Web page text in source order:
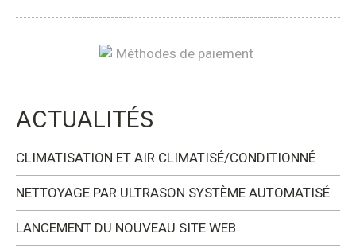
ACTUALITÉS
CLIMATISATION ET AIR CLIMATISÉ/CONDITIONNÉ
NETTOYAGE PAR ULTRASON SYSTÈME AUTOMATISÉ
LANCEMENT DU NOUVEAU SITE WEB